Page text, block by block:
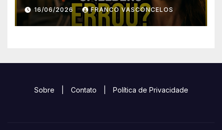
16/06/2026 FRANCO VASCONCELOS
Sobre Contato Política de Privacidade